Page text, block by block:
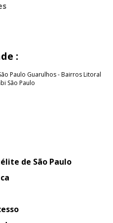
:
Paulo Guarulhos - BairrosLitoral
São Paulo
de São Paulo